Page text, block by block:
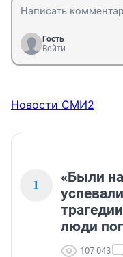
Гость
Войти
Новости СМИ2
1
«Были
люди
107 043